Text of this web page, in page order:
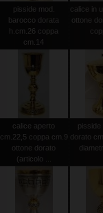
pisside mod.
barocco dorata
h.cm.26 coppa
cm.14
calice in
ottone
calice aperto
cm.22,5 coppa cm.9
ottone dorato
(articolo ...
pisside
dorato